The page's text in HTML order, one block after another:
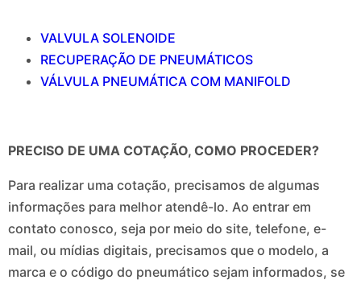
VALVULA SOLENOIDE
RECUPERAÇÃO DE PNEUMÁTICOS
VÁLVULA PNEUMÁTICA COM MANIFOLD
PRECISO DE UMA COTAÇÃO, COMO PROCEDER?
Para realizar uma cotação, precisamos de algumas
informações para melhor atendê-lo. Ao entrar em
contato conosco, seja por meio do site, telefone, e-
mail, ou mídias digitais, precisamos que o modelo, a
marca e o código do pneumático sejam informados, se